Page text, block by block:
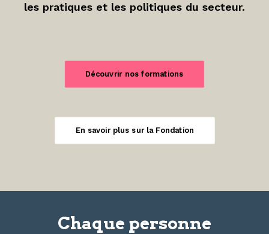
les pratiques et les politiques du secteur.
Découvrir nos formations
En savoir plus sur la Fondation
Chaque personne